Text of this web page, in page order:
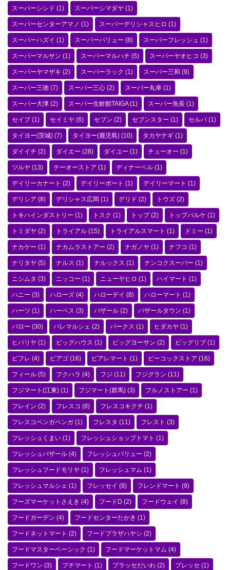
スーパーシシド (1) スーパーシマダヤ (1)
スーパーセンターアマノ (1) スーパーデリシャスヒロ (1)
スーパーハズイ (1) スーパーバリュー (8) スーパーフレッシュ (1)
スーパーマルサン (1) スーパーマルハチ (5) スーパーヤオヒコ (3)
スーパーヤマザキ (2) スーパーラック (1) スーパー三和 (9)
スーパー三徳 (7) スーパー三心 (2) スーパー丸幸 (1)
スーパー大津 (2) スーパー生鮮館TAIGA(1) スーパー魚長 (1)
セイブ (1) セイミヤ (6) セブン (2) セブンスター (1) セルバ(1)
タイヨー(茨城) (7) タイヨー(鹿児島) (10) タカヤナギ (1)
ダイイチ (2) ダイエー (28) ダイユー (1) チューオー (1)
ツルヤ (13) テーオーストア (1) ディナーベル (1)
デイリーカナート (2) デイリーポート (1) デイリーマート (1)
デリシア (8) デリシャス広岡 (1) デリド (2) トウズ (2)
トキハインダストリー (1) トスク (1) トップ(2) トップパルケ (1)
トミダヤ (2) トライアル (15) トライアルスマート (1) ドミー (1)
ナカケー (1) ナカムラストアー (2) ナガノヤ (1) ナフコ (1)
ナリタヤ (5) ナルス (1) ナルックス (1) ナンコクスーパー (1)
ニシムタ (3) ニッコー (1) ニューヤヒロ (1) ハイマート (1)
ハニー (3) ハローズ (4) ハローデイ (8) ハローマート (1)
ハーツ (1) ハーベス (3) バザール (2) バザールタウン (1)
バロー (30) パレマルシェ (2) パークス (1) ヒダカヤ (1)
ヒバリヤ (1) ビッグハウス (1) ビッグヨーサン (2) ビッグリブ (1)
ビフレ (4) ピアゴ (16) ピアレマート (1) ピーコックストア (16)
フィール (5) フクハラ (4) フジ (11) フジグラン (11)
フジマート(江東) (1) フジマート(群馬) (3) フルノストアー (1)
フレイン (2) フレスコ (8) フレスコキクチ (1)
フレスコベンガベンガ (1) フレスタ (11) フレスト (3)
フレッシュくまい (1) フレッシュショップトマト (1)
フレッシュバザール (4) フレッシュバリュー (2)
フレッシュフードモリヤ (1) フレッシュマム (1)
フレッシュマルシェ (1) フレッセイ (8) フレンドマート (9)
フーズマーケットさえき (4) フードD (2) フードウェイ (8)
フードガーデン (4) フードセンターたかき (1)
フードネットマート (2) フードプラザハヤシ (2)
フードマスターベーシック (1) フードマーケットマム (4)
フードワン (3) プチマート (1) プラッセだいわ (2) プレッセ (1)